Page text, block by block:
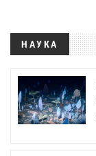
НАУКА